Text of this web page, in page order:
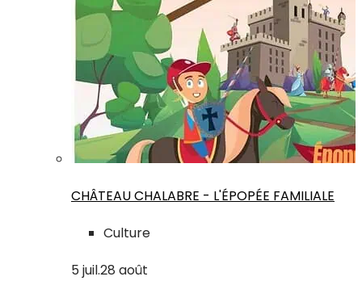
CHÂTEAU CHALABRE - L'ÉPOPÉE FAMILIALE
Culture
5 juil.28 août